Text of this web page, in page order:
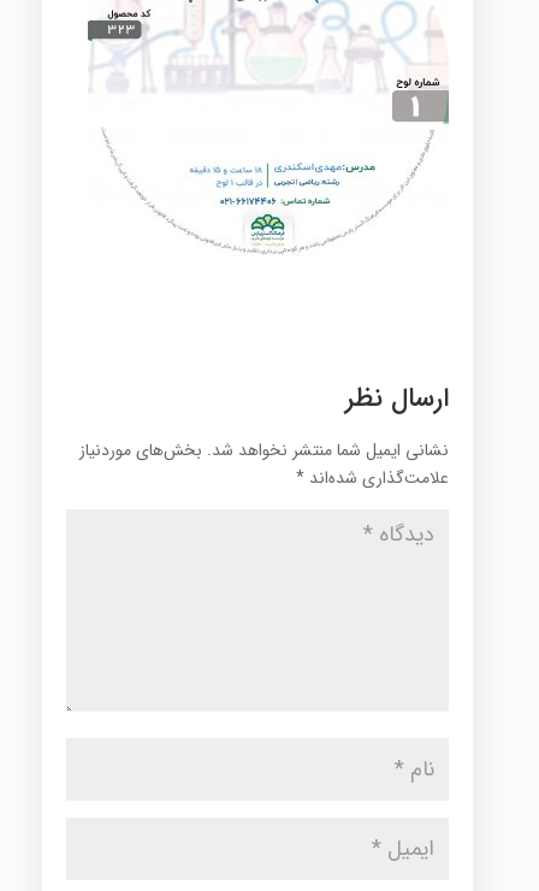
ارسال نظر
نشانی ایمیل شما منتشر نخواهد شد. بخش‌های موردنیاز
علامت‌گذاری شده‌اند *